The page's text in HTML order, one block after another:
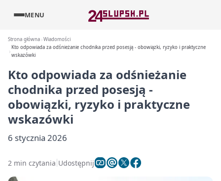
MENU
Strona główna Wiadomości
Kto odpowiada za odśnieżanie chodnika przed posesją - obowiązki, ryzyko i praktyczne
wskazówki
Kto odpowiada za odśnieżanie
chodnika przed posesją -
obowiązki, ryzyko i praktyczne
wskazówki
6 stycznia 2026
2 min czytania Udostępnij